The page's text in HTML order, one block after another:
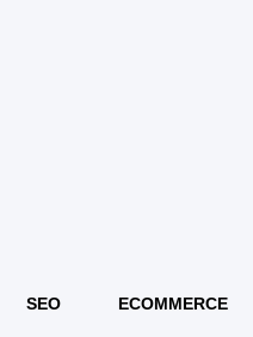
SEO ECOMMERCE